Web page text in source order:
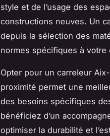
style et de l’usage des
constructions neuves. Un
depuis la sélection des
normes spécifiques à votre
Opter pour un carreleur
proximité permet une
des besoins spécifiques
bénéficiez d’un
optimiser la durabilité et